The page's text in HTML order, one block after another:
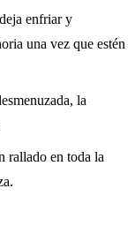
enfriar y
una vez que estén
la
rallado en toda la